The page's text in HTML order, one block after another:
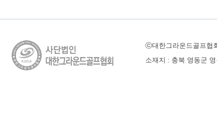
ⓒ대한그라운드골프협
소재지 : 충북 영동군